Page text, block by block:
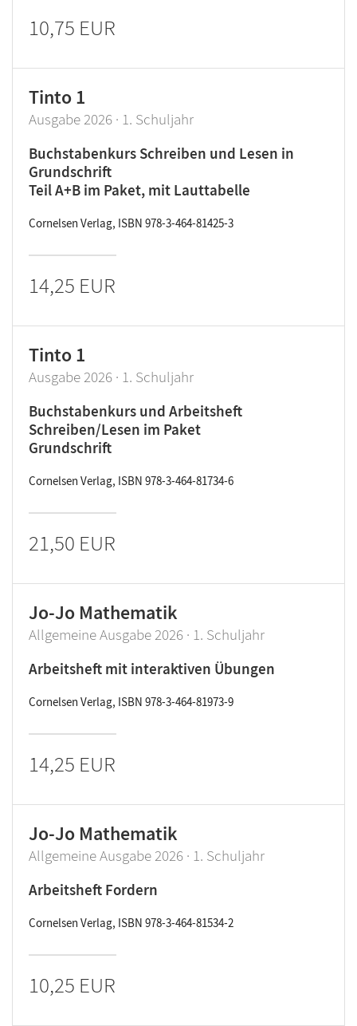
10,75 EUR
Tinto 1
Ausgabe 2026 · 1. Schuljahr
Buchstabenkurs Schreiben und Lesen in
Grundschrift
Teil A+B im Paket, mit Lauttabelle
Cornelsen Verlag, ISBN 978-3-464-81425-3
14,25 EUR
Tinto 1
Ausgabe 2026 · 1. Schuljahr
Buchstabenkurs und Arbeitsheft
Schreiben/Lesen im Paket
Grundschrift
Cornelsen Verlag, ISBN 978-3-464-81734-6
21,50 EUR
Jo-Jo Mathematik
Allgemeine Ausgabe 2026 · 1. Schuljahr
Arbeitsheft mit interaktiven Übungen
Cornelsen Verlag, ISBN 978-3-464-81973-9
14,25 EUR
Jo-Jo Mathematik
Allgemeine Ausgabe 2026 · 1. Schuljahr
Arbeitsheft Fordern
Cornelsen Verlag, ISBN 978-3-464-81534-2
10,25 EUR